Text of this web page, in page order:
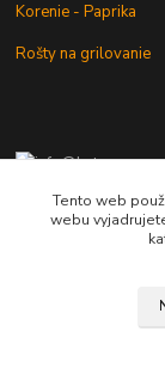
Korenie - Paprika
Rošty na grilovanie
od
Copyright ©
Tento web
webu